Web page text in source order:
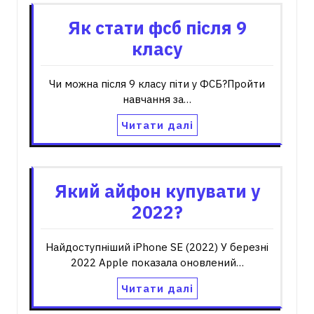
Як стати фсб після 9
класу
Чи можна після 9 класу піти у ФСБ?Пройти
навчання за…
Читати далі
Який айфон купувати у
2022?
Найдоступніший iPhone SE (2022) У березні
2022 Apple показала оновлений…
Читати далі